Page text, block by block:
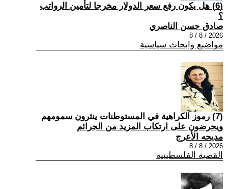
(6) هل يكون رفع سعر الدولار مخرجا لتأمين الرواتب
؟
صادق حسن الناصري
2026 / 8 / 8
مواضيع وابحاث سياسية
(7) رموز الكراهية في المستوطنات ينثرون سمومهم
ويحرضون على ارتكاب المزيد من الجرائم
مديحه الأعرج
2026 / 8 / 8
القضية الفلسطينية